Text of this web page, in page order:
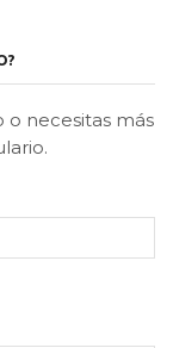
o necesitas más